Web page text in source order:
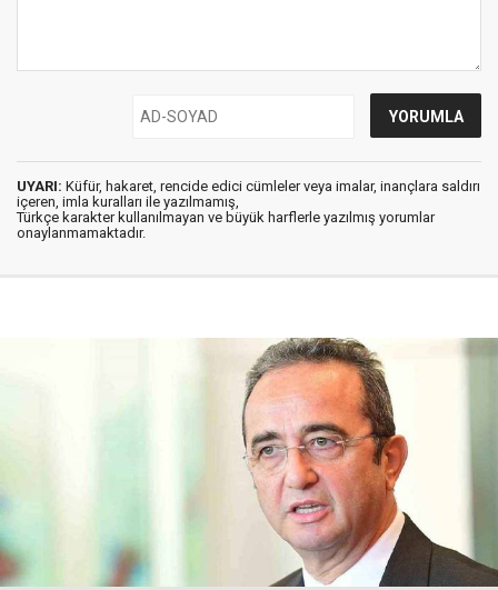
UYARI: Küfür, hakaret, rencide edici cümleler veya imalar, inançlara saldırı
içeren, imla kuralları ile yazılmamış,
Türkçe karakter kullanılmayan ve büyük harflerle yazılmış yorumlar
onaylanmamaktadır.